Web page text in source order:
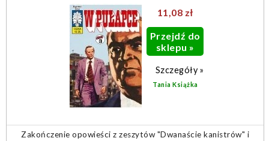
11,08 zł
Przejdź do
sklepu »
Szczegóły »
Tania Książka
Zakończenie opowieści z zeszytów "Dwanaście kanistrów" i